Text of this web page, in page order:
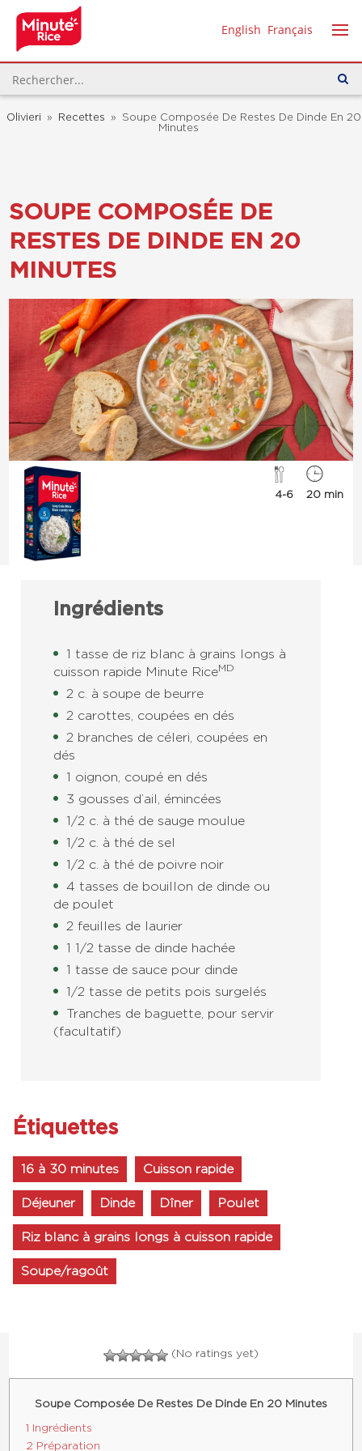
English Français
Olivieri » Recettes » Soupe Composée De Restes De Dinde En 20
Minutes
SOUPE COMPOSÉE DE
RESTES DE DINDE EN 20
MINUTES
4-6 20 min
Ingrédients
1 tasse de riz blanc à grains longs à
cuisson rapide Minute RiceMD
2 c. à soupe de beurre
2 carottes, coupées en dés
2 branches de céleri, coupées en
dés
1 oignon, coupé en dés
3 gousses d’ail, émincées
1/2 c. à thé de sauge moulue
1/2 c. à thé de sel
1/2 c. à thé de poivre noir
4 tasses de bouillon de dinde ou
de poulet
2 feuilles de laurier
1 1/2 tasse de dinde hachée
1 tasse de sauce pour dinde
1/2 tasse de petits pois surgelés
Tranches de baguette, pour servir
(facultatif)
Étiquettes
16 à 30 minutes Cuisson rapide
Déjeuner Dinde Dîner Poulet
Riz blanc à grains longs à cuisson rapide
Soupe/ragoût
(No ratings yet)
Soupe Composée De Restes De Dinde En 20 Minutes
1 Ingrédients
2 Préparation